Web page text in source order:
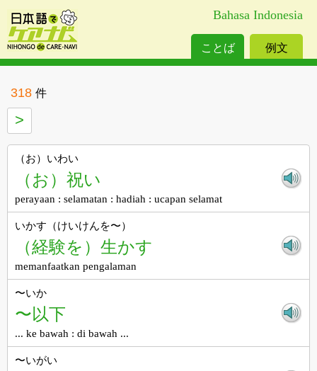
Bahasa Indonesia
ことば 例文
318 件
>
（お）いわい
（お）祝い
perayaan : selamatan : hadiah : ucapan selamat
いかす（けいけんを〜）
（経験を）生かす
memanfaatkan pengalaman
〜いか
〜以下
... ke bawah : di bawah ...
〜いがい